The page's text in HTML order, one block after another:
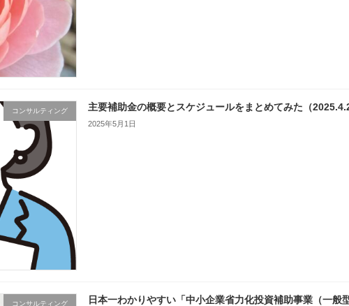
コンサルティング 主要補助金の概要とスケジュールをまとめてみた（
2025年5月1日
コンサルティング 日本一わかりやすい「中小企業省力化投資補助事業（一般